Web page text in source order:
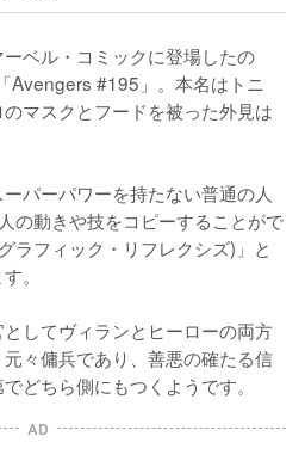
ベル・コミックに登場したの
Avengers #195」。本名はトニ
マスクとフードを被った外見は
パーパワーを持たない普通の人
の動きや技をコピーすることがで
ラフィック・リフレクシズ)」と
。
してヴィランとヒーローの両方
々傭兵であり、善悪の確たる信
どちら側にもつくようです。
AD